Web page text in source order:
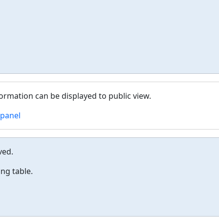
can be displayed to public view.
table.